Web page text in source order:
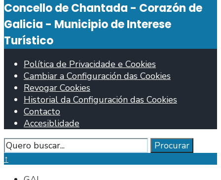
de
busca
Concello de Chantada - Corazón de
Galicia - Municipio de Interese
Turístico
Política de Privacidade e Cookies
Cambiar a Configuración das Cookies
Revogar Cookies
Historial da Configuración das Cookies
Contacto
Accesiblidade
Procurar
Procurar
Pechar
↑